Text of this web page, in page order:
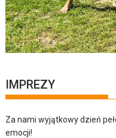
IMPREZY
Za nami wyjątkowy dzień
emocji!